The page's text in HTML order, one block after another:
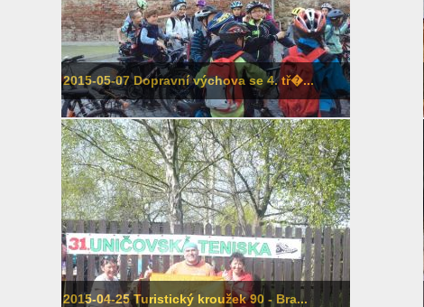
2015-05-07 Dopravní výchova se 4. tř�...
2015-04-25 Turistický kroužek 90 - Bra...